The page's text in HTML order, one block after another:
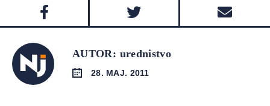
AUTOR: urednistvo
28. MAJ. 2011